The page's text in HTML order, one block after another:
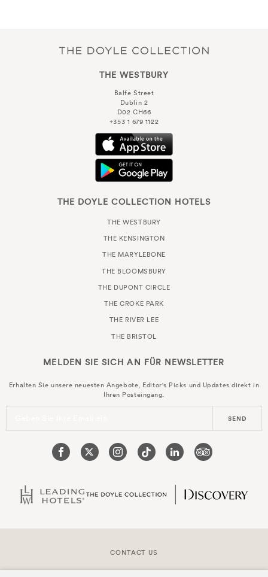
THE WESTBURY
Balfe Street
Dublin 2
D02 CH66
+353 1 679 1122
THE DOYLE COLLECTION HOTELS
THE WESTBURY
THE KENSINGTON
THE MARYLEBONE
THE BLOOMSBURY
THE DUPONT CIRCLE
THE CROKE PARK
THE RIVER LEE
THE BRISTOL
MELDEN SIE SICH AN FÜR NEWSLETTER
Erhalten Sie unsere neuesten Angebote, Editor's Picks und Updates direkt in
Ihren Posteingang.
SEND
CONTACT US